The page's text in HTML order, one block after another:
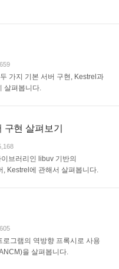
가지 기본 서버 구현, Kestrel과
살펴봅니다.
구현 살펴보기
브러리인 libuv 기반의
, Kestrel에 관해서 살펴봅니다.
로그램의 역방향 프록시로 사용
을 살펴봅니다.